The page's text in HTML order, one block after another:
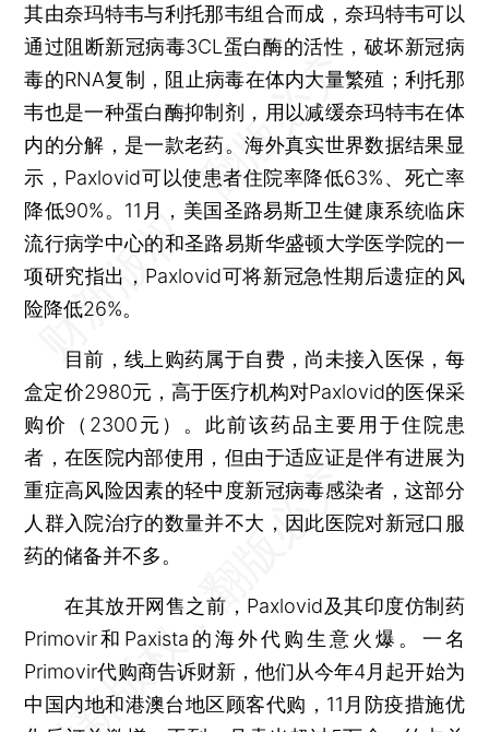
其由奈玛特韦与利托那韦组合而成，奈玛特韦可以
通过阻断新冠病毒3CL蛋白酶的活性，破坏新冠病
毒的RNA复制，阻止病毒在体内大量繁殖；利托那
韦也是一种蛋白酶抑制剂，用以减缓奈玛特韦在体
内的分解，是一款老药。海外真实世界数据结果显
示，Paxlovid可以使患者住院率降低63%、死亡率
降低90%。11月，美国圣路易斯卫生健康系统临床
流行病学中心的和圣路易斯华盛顿大学医学院的一
项研究指出，Paxlovid可将新冠急性期后遗症的风
险降低26%。
目前，线上购药属于自费，尚未接入医保，每
盒定价2980元，高于医疗机构对Paxlovid的医保采
购价（2300元）。此前该药品主要用于住院患
者，在医院内部使用，但由于适应证是伴有进展为
重症高风险因素的轻中度新冠病毒感染者，这部分
人群入院治疗的数量并不大，因此医院对新冠口服
药的储备并不多。
在其放开网售之前，Paxlovid及其印度仿制药
Primovir和Paxista的海外代购生意火爆。一名
Primovir代购商告诉财新，他们从今年4月起开始为
中国内地和港澳台地区顾客代购，11月防疫措施优